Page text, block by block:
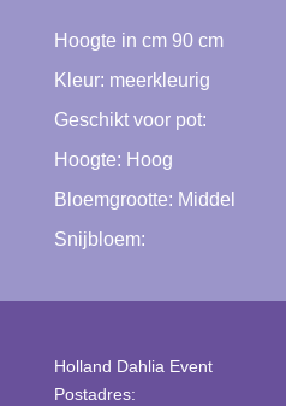
Hoogte in cm 90cm
Kleur: meerkleurig
Geschikt voor pot:
Hoogte: Hoog
Bloemgrootte: Middel
Snijbloem:
Holland Dahlia Event
Postadres: